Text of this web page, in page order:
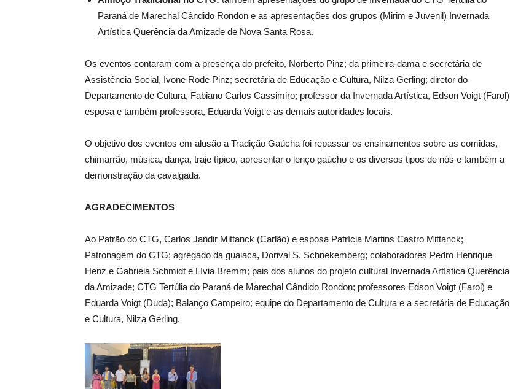
Paraná de Marechal Cândido Rondon e as apresentações dos grupos (Mirim e Juvenil) Invernada
Artística Querência da Amizade de Nova Santa Rosa.
Os eventos contaram com a presença do prefeito, Norberto Pinz; da primeira-dama e secretária de
Assistência Social, Ivone Rode Pinz; secretária de Educação e Cultura, Nilza Gerling; diretor do
Departamento de Cultura, Fabiano Carlos Cassimiro; professor da Invernada Artística, Edson Voigt (Farol)
esposa e também professora, Eduarda Voigt e as demais autoridades locais.
O objetivo dos eventos em alusão a Tradição Gaúcha foi repassar os ensinamentos sobre as comidas,
chimarrão, música, dança, traje típico, apresentar o lenço gaúcho e os diversos tipos de nós e também a
demonstração da cavalgada.
AGRADECIMENTOS
Ao Patrão do CTG, Carlos Jandir Mittanck (Carlão) e esposa Patrícia Martins Castro Mittanck;
Patronagem do CTG; agregado da guaiaca, Dorival S. Schnekemberg; colaboradores Pedro Henrique
Henz e Gabriela Schmidt e Lívia Bremm; pais dos alunos do projeto cultural Invernada Artística Querência
da Amizade; CTG Tertúlia do Paraná de Marechal Cândido Rondon; professores Edson Voigt (Farol) e
Eduarda Voigt (Duda); Balanço Campeiro; equipe do Departamento de Cultura e a secretária de Educação
e Cultura, Nilza Gerling.